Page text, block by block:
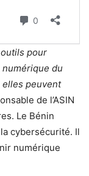
pour
du
elles peuvent
de l’ASIN
Le Bénin
cybersécurité. Il
numérique